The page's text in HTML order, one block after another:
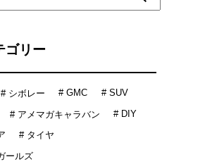
ゴリー
# シボレー # GMC # SUV
# アメマガキャラバン # DIY
# タイヤ
ールズ